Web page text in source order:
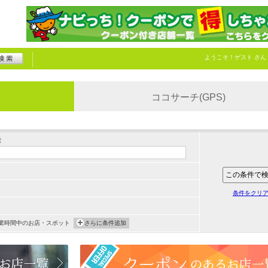
ようこそ！ ゲスト さん
ココサーチ(GPS)
時間中のお店・スポット さらに条件追加
条件をクリア